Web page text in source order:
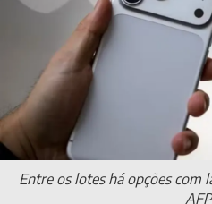
Entre os lotes há opções com